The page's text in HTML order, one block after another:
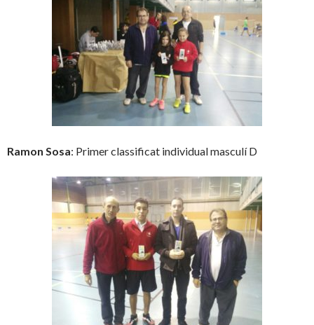
Ramon Sosa: Primer classificat individual masculí D